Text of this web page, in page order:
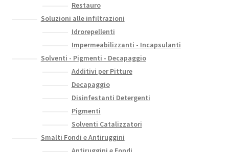
Restauro
Soluzioni alle infiltrazioni
Idrorepellenti
Impermeabilizzanti - Incapsulanti
Solventi - Pigmenti - Decapaggio
Additivi per Pitture
Decapaggio
Disinfestanti Detergenti
Pigmenti
Solventi Catalizzatori
Smalti Fondi e Antiruggini